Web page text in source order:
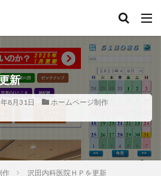
新
8月31日
ホームページ制作
作 沢田内科医院ＨＰを更新